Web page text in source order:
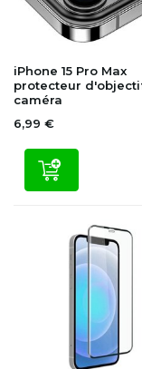
iPhone 15 Pro Max
protecteur
caméra
6,99 €